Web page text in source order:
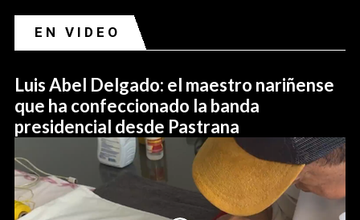
EN VIDEO
Luis Abel Delgado: el maestro nariñense
que ha confeccionado la banda
presidencial desde Pastrana